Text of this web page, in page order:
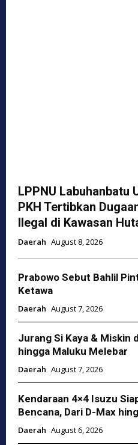
LPPNU Labuhanbatu
PKH Tertibkan
Ilegal di Kawasan
Daerah August 8, 2026
Prabowo Sebut Bahlil
Ketawa
Daerah August 7, 2026
Jurang Si Kaya & Miskin
hingga Maluku Melebar
Daerah August 7, 2026
Kendaraan 4×4 Isuzu
Bencana, Dari D-Max
Daerah August 6, 2026